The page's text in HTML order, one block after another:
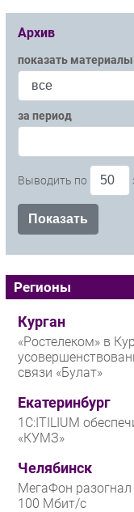
Архив
показать
за период
Выводить по
Регионы
Курган
«Ростелеком» в
связи «Булат»
Екатеринбург
1С:ITILIUM
«КУМЗ»
Челябинск
МегаФон
100 Мбит/с